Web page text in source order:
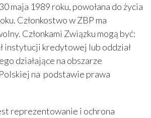
maja 1989 roku, powołana do życia
Członkostwo w ZBP ma
Członkami Związku mogą być:
instytucji kredytowej lub oddział
działające na obszarze
na podstawie prawa
reprezentowanie i ochrona